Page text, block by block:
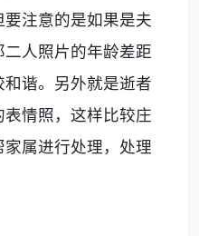
注意的是如果是夫
人照片的年龄差距
谐。另外就是逝者
情照，这样比较庄
属进行处理，处理